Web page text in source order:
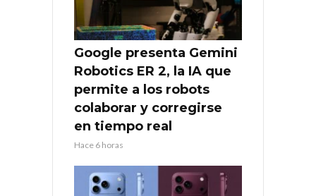
Google presenta Gemini
Robotics ER 2, la IA que
permite a los robots
colaborar y corregirse
en tiempo real
Hace 6 horas